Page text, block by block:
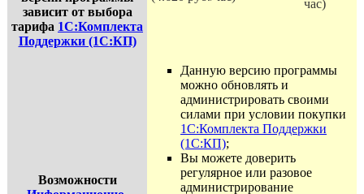
зависит от выбора
тарифа 1С:Комплекта
Поддержки (1С:КП)
час)
Возможности
Данную версию программы
можно обновлять и
администрировать своими
силами при условии покупки
1С:Комплекта Поддержки
(1С:КП);
Вы можете доверить
регулярное или разовое
администрирование